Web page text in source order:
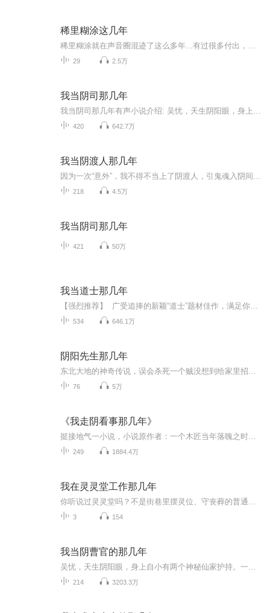
稀里糊涂这几年
29 2.5万
我当阴司那几年
420 642.7万
我当阴渡人那几年
218 4.5万
我当阴司那几年
421 50万
我当道士那几年
534 646.1万
阴阳先生那几年
76 5万
《我走阴看事那几年》
249 1884.4万
我在灵灵堂工作那几年
3 154
我当阴曹官的那几年
214 3203.3万